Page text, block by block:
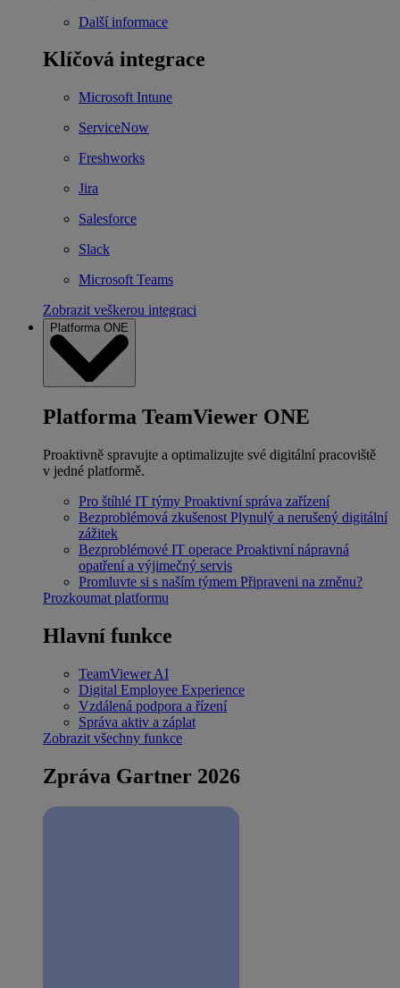
Další informace
Klíčová integrace
Microsoft Intune
ServiceNow
Freshworks
Jira
Salesforce
Slack
Microsoft Teams
Zobrazit veškerou integraci
Platforma ONE
Platforma TeamViewer ONE
Proaktivně spravujte a optimalizujte své digitální pracoviště
v jedné platformě.
Pro štíhlé IT týmy Proaktivní správa zařízení
Bezproblémová zkušenost Plynulý a nerušený digitální
zážitek
Bezproblémové IT operace Proaktivní nápravná
opatření a výjimečný servis
Promluvte si s naším týmem Připraveni na změnu?
Prozkoumat platformu
Hlavní funkce
TeamViewer AI
Digital Employee Experience
Vzdálená podpora a řízení
Správa aktiv a záplat
Zobrazit všechny funkce
Zpráva Gartner 2026